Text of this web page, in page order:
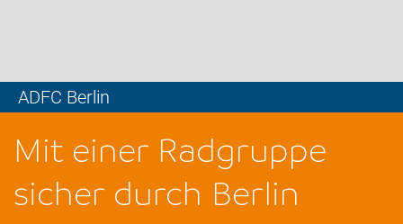
ADFC Berlin
Mit einer Radgruppe
sicher durch Berlin